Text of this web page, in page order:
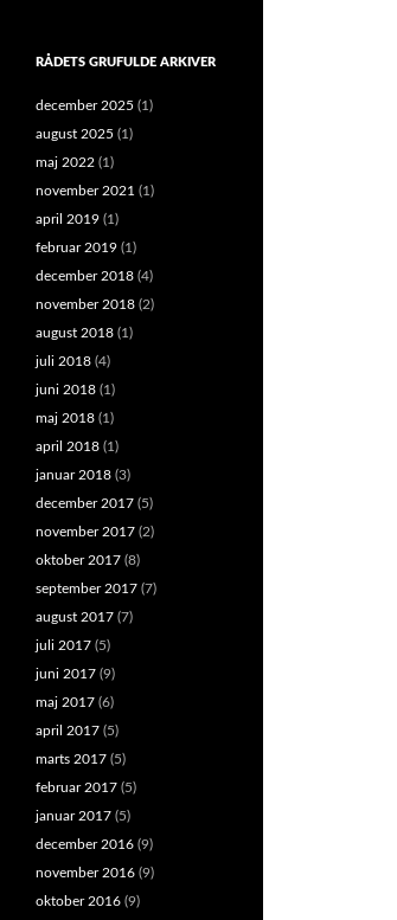
RÅDETS GRUFULDE ARKIVER
december 2025 (1)
august 2025 (1)
maj 2022 (1)
november 2021 (1)
april 2019 (1)
februar 2019 (1)
december 2018 (4)
november 2018 (2)
august 2018 (1)
juli 2018 (4)
juni 2018 (1)
maj 2018 (1)
april 2018 (1)
januar 2018 (3)
december 2017 (5)
november 2017 (2)
oktober 2017 (8)
september 2017 (7)
august 2017 (7)
juli 2017 (5)
juni 2017 (9)
maj 2017 (6)
april 2017 (5)
marts 2017 (5)
februar 2017 (5)
januar 2017 (5)
december 2016 (9)
november 2016 (9)
oktober 2016 (9)